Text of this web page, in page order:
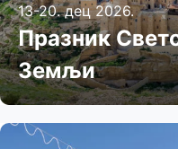
13-20. дец 2026.
Празник
Земљи